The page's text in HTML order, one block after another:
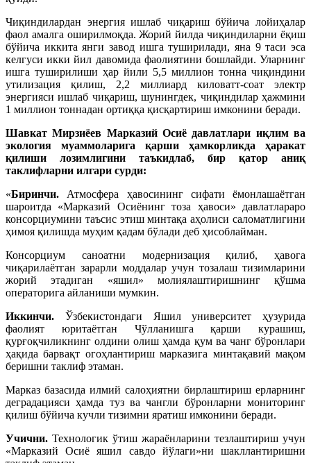
Чиқиндилардан энергия ишлаб чиқариш бўйича лойиҳалар
фаол амалга оширилмоқда. Жорий йилда чиқиндиларни ёқиш
бўйича иккита янги завод ишга туширилади, яна 9 таси эса
келгуси икки йил давомида фаолиятини бошлайди. Уларнинг
ишга туширилиши ҳар йили 5,5 миллион тонна чиқиндини
утилизация қилиш, 2,2 миллиард киловатт-соат электр
энергияси ишлаб чиқариш, шунингдек, чиқиндилар ҳажмини
1 миллион тоннадан ортиққа қисқартириш имконини беради.
Шавкат Мирзиёев Марказий Осиё давлатлари иқлим ва
экология муаммоларига қарши ҳамкорликда ҳаракат
қилиши лозимлигини таъкидлаб, бир қатор аниқ
таклифларни илгари сурди:
«Биринчи. Атмосфера ҳавосининг сифати ёмонлашаётган
шароитда «Марказий Осиёнинг тоза ҳавоси» давлатлараро
консорциумини таъсис этиш минтақа аҳолиси саломатлигини
ҳимоя қилишда муҳим қадам бўлади деб ҳисоблайман.
Консорциум саноатни модернизация қилиб, ҳавога
чиқарилаётган зарарли моддалар учун тозалаш тизимларини
жорий этадиган «яшил» молиялаштиришнинг қўшма
операторига айланиши мумкин.
Иккинчи. Ўзбекистондаги Яшил университет ҳузурида
фаолият юритаётган Чўлланишга қарши курашиш,
қурғоқчиликнинг олдини олиш ҳамда қум ва чанг бўронлари
ҳақида барвақт огоҳлантириш марказига минтақавий мақом
беришни таклиф этаман.
Марказ базасида илмий салоҳиятни бирлаштириш ерларнинг
деградацияси ҳамда туз ва чангли бўронларни мониторинг
қилиш бўйича кучли тизимни яратиш имконини беради.
Учични. Технологик ўтиш жараёнларини тезлаштириш учун
«Марказий Осиё яшил савдо йўлаги»ни шакллантиришни